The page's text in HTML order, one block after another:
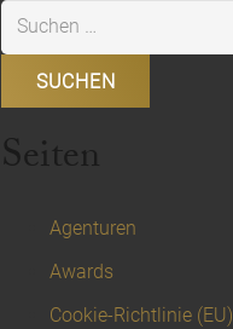
Suchen
nach:
Seiten
Agenturen
Awards
Cookie-Richtlinie (EU)